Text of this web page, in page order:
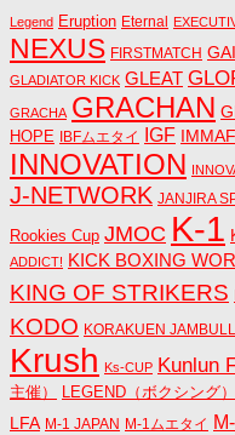
Legend Eruption Eternal
NEXUS FIRSTMATCH
GLADIATOR KICK GLEAT
GRACHA GRACHAN
HOPE IBFムエタイ IGF IMMAF
INNOVATION
J-NETWORK JANJIRA
Rookies Cup JMOC K-1
ADDICT! KICK BOXING
KING OF STRIKERS
KODO KORAKUEN JAMBULL
Krush Ks-CUP Kunlun
主催）
LEGEND（ボクシング）
LFA M-1 JAPAN M-1ムエタイ